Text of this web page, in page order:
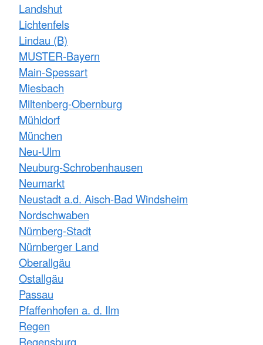
Landshut
Lichtenfels
Lindau (B)
MUSTER-Bayern
Main-Spessart
Miesbach
Miltenberg-Obernburg
Mühldorf
München
Neu-Ulm
Neuburg-Schrobenhausen
Neumarkt
Neustadt a.d. Aisch-Bad Windsheim
Nordschwaben
Nürnberg-Stadt
Nürnberger Land
Oberallgäu
Ostallgäu
Passau
Pfaffenhofen a. d. Ilm
Regen
Regensburg